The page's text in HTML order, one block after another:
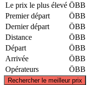
Le prix le plus élevé ÖBB
Premier départ
ÖBB
Dernier départ
ÖBB
Distance
ÖBB
Départ
ÖBB
Arrivée
ÖBB
Opérateurs
ÖBB
Rechercher le meilleur prix